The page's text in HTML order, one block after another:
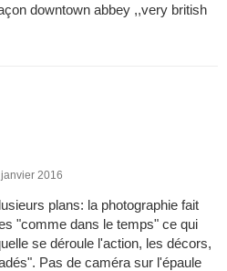
downtown abbey ,,very british
2016
plans: la photographie fait
"comme dans le temps" ce qui
se déroule l'action, les décors,
Pas de caméra sur l'épaule